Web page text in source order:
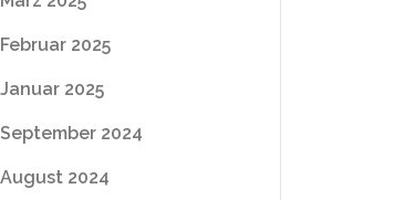
Februar 2025
Januar 2025
September 2024
August 2024